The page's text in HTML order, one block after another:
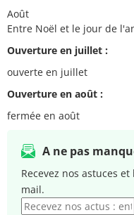
Août
Entre Noël et le jour de
Ouverture en juillet :
ouverte en juillet
Ouverture en août :
fermée en août
A ne pas
Recevez nos astuces
mail.